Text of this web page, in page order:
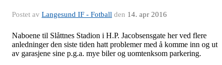
Postet av Langesund IF - Fotball den 14. apr 2016
Naboene til Slåttnes Stadion i H.P. Jacobsensgate her ved flere
anledninger den siste tiden hatt problemer med å komme inn og ut
av garasjene sine p.g.a. mye biler og uomtenksom parkering.